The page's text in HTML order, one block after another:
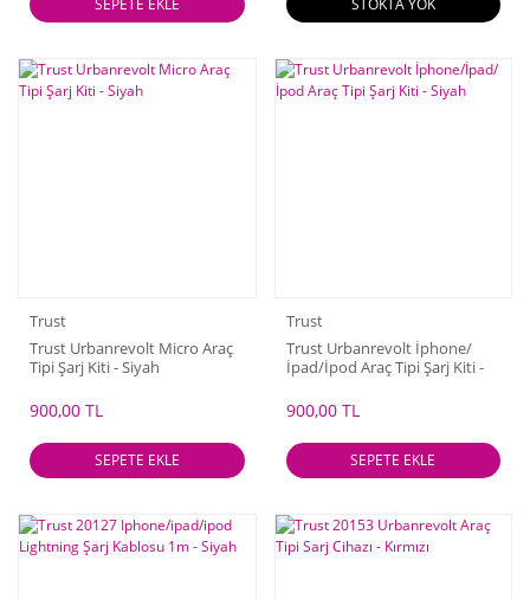
Trust
Trust Urbanrevolt Micro Araç
Tipi Şarj Kiti - Siyah
900,00 TL
SEPETE EKLE
Trust
Trust Urbanrevolt İphone/
İpad/İpod Araç Tipi Şarj Kiti -
900,00 TL
SEPETE EKLE